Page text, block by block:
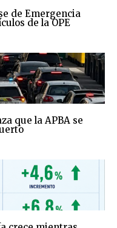
de Emergencia
de la OPE
que la APBA se